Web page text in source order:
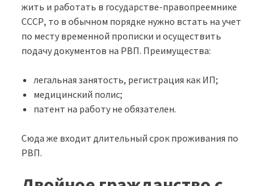
жить и работать в государстве-правопреемнике
СССР, то в обычном порядке нужно встать на учет
по месту временной прописки и осуществить
подачу документов на РВП. Преимущества:
легальная занятость, регистрация как ИП;
медицинский полис;
патент на работу не обязателен.
Сюда же входит длительный срок проживания по
РВП.